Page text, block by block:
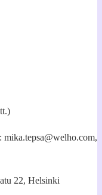
22, Helsinki